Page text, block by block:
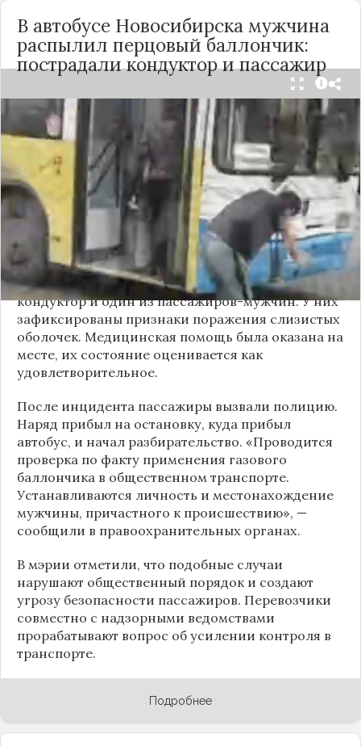
В автобусе Новосибирска мужчина
распылил перцовый баллончик:
пострадали кондуктор и пассажир
Вечером 24 сентября в салоне автобуса маршрута
№18 в Новосибирске произошёл инцидент с
применением перцового баллончика. Как
сообщили очевидцы в
Telegram-канале
«Инцидент Новосибирск», неизвестный
мужчина с бородой сначала вступил в перепалку
с кондуктором, затем поссорился с другими
пассажирами. В ходе конфликта он достал
газовый баллончик и распылил его в салоне.
По предварительным данным, пострадали
кондуктор и один из пассажиров-мужчин. У них
зафиксированы признаки поражения слизистых
оболочек. Медицинская помощь была оказана на
месте, их состояние оценивается как
удовлетворительное.
После инцидента пассажиры вызвали полицию.
Наряд прибыл на остановку, куда прибыл
автобус, и начал разбирательство. «Проводится
проверка по факту применения газового
баллончика в общественном транспорте.
Устанавливаются личность и местонахождение
мужчины, причастного к происшествию», —
сообщили в правоохранительных органах.
В мэрии отметили, что подобные случаи
нарушают общественный порядок и создают
угрозу безопасности пассажиров. Перевозчики
совместно с надзорными ведомствами
прорабатывают вопрос об усилении контроля в
транспорте.
Подробнее